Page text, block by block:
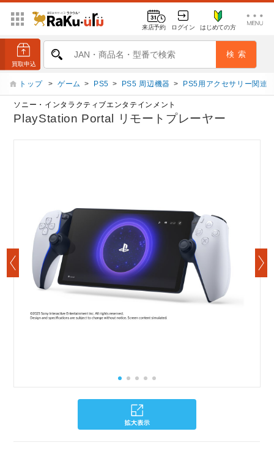
来店予約 ログイン はじめての方
トップ > ゲーム > PS5 > PS5 周辺機器 > PS5用アクセサリー関連
ソニー・インタラクティブエンタテインメント
PlayStation Portal リモートプレーヤー